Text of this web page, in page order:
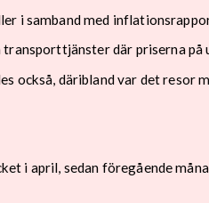
i samband med
där priserna
också, däribland var det resor
i april, sedan föregående